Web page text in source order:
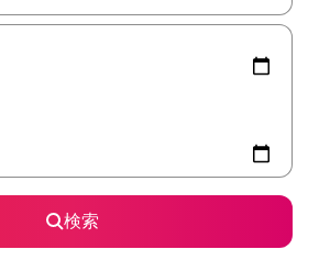
検索